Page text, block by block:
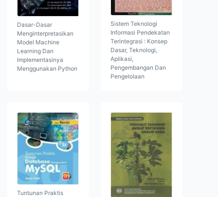
Dasar-Dasar
Menginterpretasikan
Model Machine
Learning Dan
Implementasinya
Menggunakan Python
Sistem Teknologi
Informasi Pendekatan
Terintegrasi : Konsep
Dasar, Teknologi,
Aplikasi,
Pengembangan Dan
Pengelolaan
Tuntunan Praktis